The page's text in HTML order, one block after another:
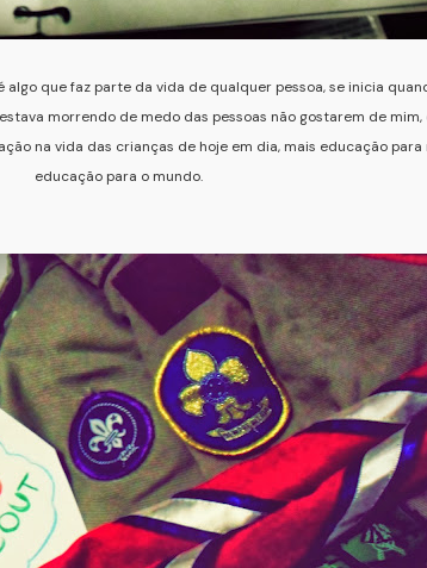
que faz parte da vida de qualquer pessoa, se inicia
morrendo de medo das pessoas não gostarem de
na vida das crianças de hoje em dia, mais educação
educação para o mundo.